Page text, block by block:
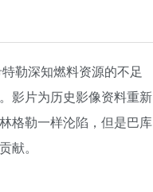
勒深知燃料资源的不足
影片为历史影像资料重新
格勒一样沦陷，但是巴库
献。